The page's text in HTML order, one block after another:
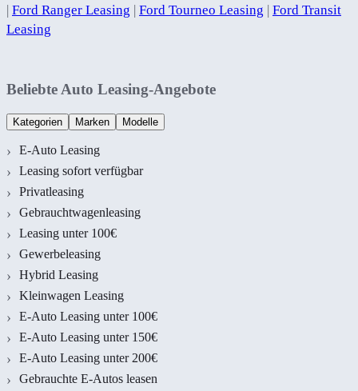
Ford Ranger Leasing Ford Tourneo Leasing
Ford Transit
Leasing
Beliebte Auto Leasing-Angebote
Kategorien Marken Modelle
E-Auto Leasing
Leasing sofort verfügbar
Privatleasing
Gebrauchtwagenleasing
Leasing unter 100€
Gewerbeleasing
Hybrid Leasing
Kleinwagen Leasing
E-Auto Leasing unter 100€
E-Auto Leasing unter 150€
E-Auto Leasing unter 200€
Gebrauchte E-Autos leasen